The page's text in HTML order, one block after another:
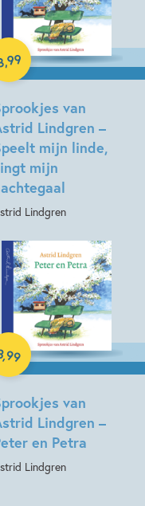
luisterboek
5 – 7 jaar 7 – 9 jaar
Sprookjes, mythen &
van
Lindgren –
mijn linde,
mijn
Lindgren
,99
Luisterboek
van
Lindgren –
en Petra
Lindgren
,99
Luisterboek